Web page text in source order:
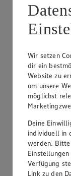
Kategorie:
Die cremige
Wir setzen
dir ein
Website zu
um unsere
möglichst
Deine
individuell in
werden. Bitte
Verfügung
Link zu den